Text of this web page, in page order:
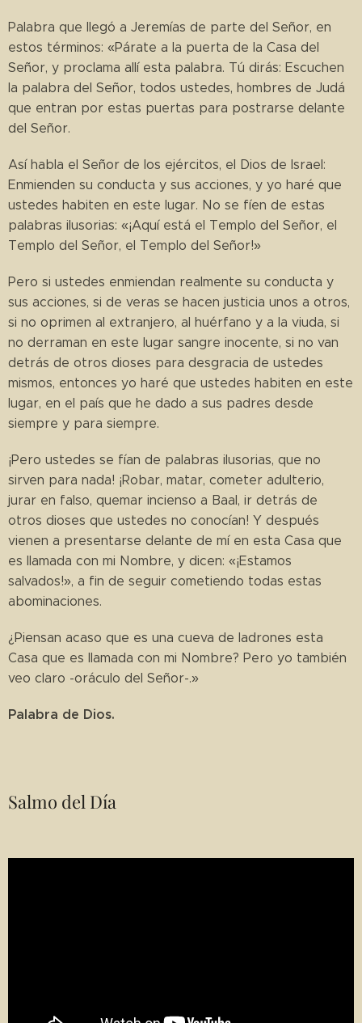
Palabra que llegó a Jeremías de parte del Señor, en
estos términos: «Párate a la puerta de la Casa del
Señor, y proclama allí esta palabra. Tú dirás: Escuchen
la palabra del Señor, todos ustedes, hombres de Judá
que entran por estas puertas para postrarse delante
del Señor.
Así habla el Señor de los ejércitos, el Dios de Israel:
Enmienden su conducta y sus acciones, y yo haré que
ustedes habiten en este lugar. No se fíen de estas
palabras ilusorias: «¡Aquí está el Templo del Señor, el
Templo del Señor, el Templo del Señor!»
Pero si ustedes enmiendan realmente su conducta y
sus acciones, si de veras se hacen justicia unos a otros,
si no oprimen al extranjero, al huérfano y a la viuda, si
no derraman en este lugar sangre inocente, si no van
detrás de otros dioses para desgracia de ustedes
mismos, entonces yo haré que ustedes habiten en este
lugar, en el país que he dado a sus padres desde
siempre y para siempre.
¡Pero ustedes se fían de palabras ilusorias, que no
sirven para nada! ¡Robar, matar, cometer adulterio,
jurar en falso, quemar incienso a Baal, ir detrás de
otros dioses que ustedes no conocían! Y después
vienen a presentarse delante de mí en esta Casa que
es llamada con mi Nombre, y dicen: «¡Estamos
salvados!», a fin de seguir cometiendo todas estas
abominaciones.
¿Piensan acaso que es una cueva de ladrones esta
Casa que es llamada con mi Nombre? Pero yo también
veo claro -oráculo del Señor-.»
Palabra de Dios.
Salmo del Día